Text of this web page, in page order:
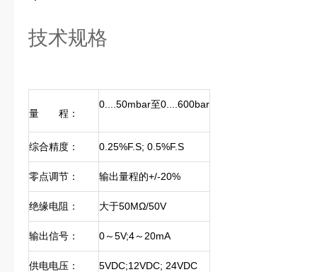
技术规格
量 程：
0....50mbar至0....600bar
综合精度： 0.25%F.S; 0.5%F.S
零点调节： 输出量程的+/-20%
绝缘电阻： 大于50MΩ/50V
输出信号： 0～5V;4～20mA
供电电压： 5VDC;12VDC; 24VDC